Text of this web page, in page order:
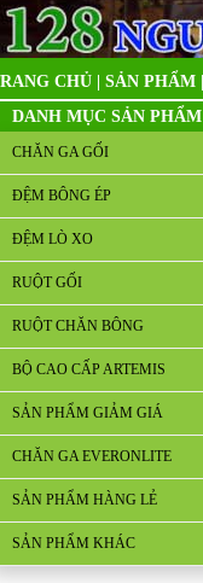
CHỦ SẢN PHẨM
DANH MỤC SẢN PHẨM
CHĂN GA GỐI
ĐỆM BÔNG ÉP
ĐỆM LÒ XO
RUỘT GỐI
RUỘT CHĂN BÔNG
BỘ CAO CẤP ARTEMIS
SẢN PHẨM GIẢM GIÁ
CHĂN GA EVERONLITE
SẢN PHẨM HÀNG LẺ
SẢN PHẨM KHÁC